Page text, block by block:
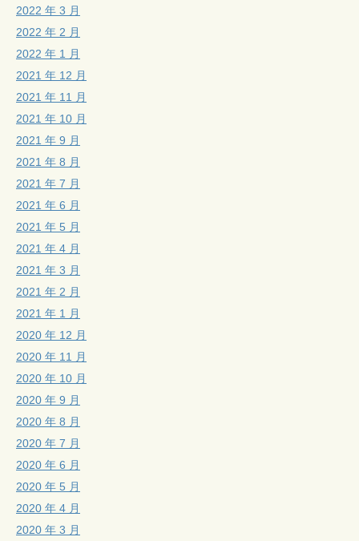
2022 年 3 月
2022 年 2 月
2022 年 1 月
2021 年 12 月
2021 年 11 月
2021 年 10 月
2021 年 9 月
2021 年 8 月
2021 年 7 月
2021 年 6 月
2021 年 5 月
2021 年 4 月
2021 年 3 月
2021 年 2 月
2021 年 1 月
2020 年 12 月
2020 年 11 月
2020 年 10 月
2020 年 9 月
2020 年 8 月
2020 年 7 月
2020 年 6 月
2020 年 5 月
2020 年 4 月
2020 年 3 月